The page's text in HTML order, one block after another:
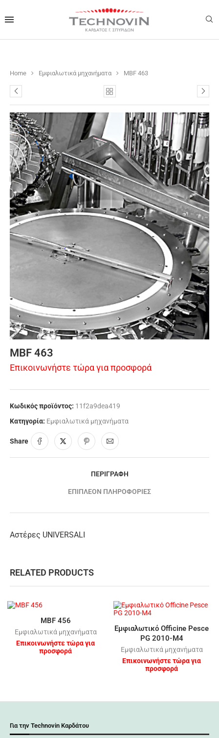
Home Εμφιαλωτικά μηχανήματα MBF 463
MBF 463
Επικοινωνήστε τώρα για προσφορά
Κωδικός προϊόντος: 11f2a9dea419
Κατηγορία: Εμφιαλωτικά μηχανήματα
Share
ΠΕΡΙΓΡΑΦΉ
ΕΠΙΠΛΈΟΝ ΠΛΗΡΟΦΟΡΊΕΣ
Αστέρες UNIVERSALI
RELATED PRODUCTS
MBF 456
Εμφιαλωτικά μηχανήματα
Επικοινωνήστε τώρα για
προσφορά
Εμφιαλωτικό Οfficine Pesce
PG 2010-Μ4
Εμφιαλωτικά μηχανήματα
Επικοινωνήστε τώρα για
προσφορά
Για την Technovin Καρδάτου